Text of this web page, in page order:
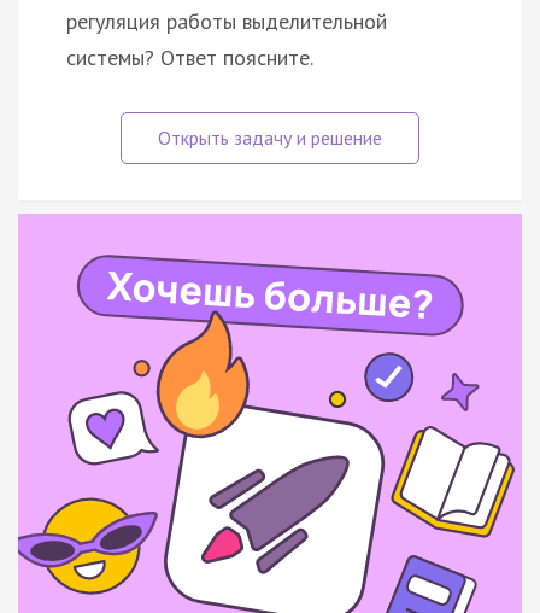
регуляция работы выделительной
системы? Ответ поясните.